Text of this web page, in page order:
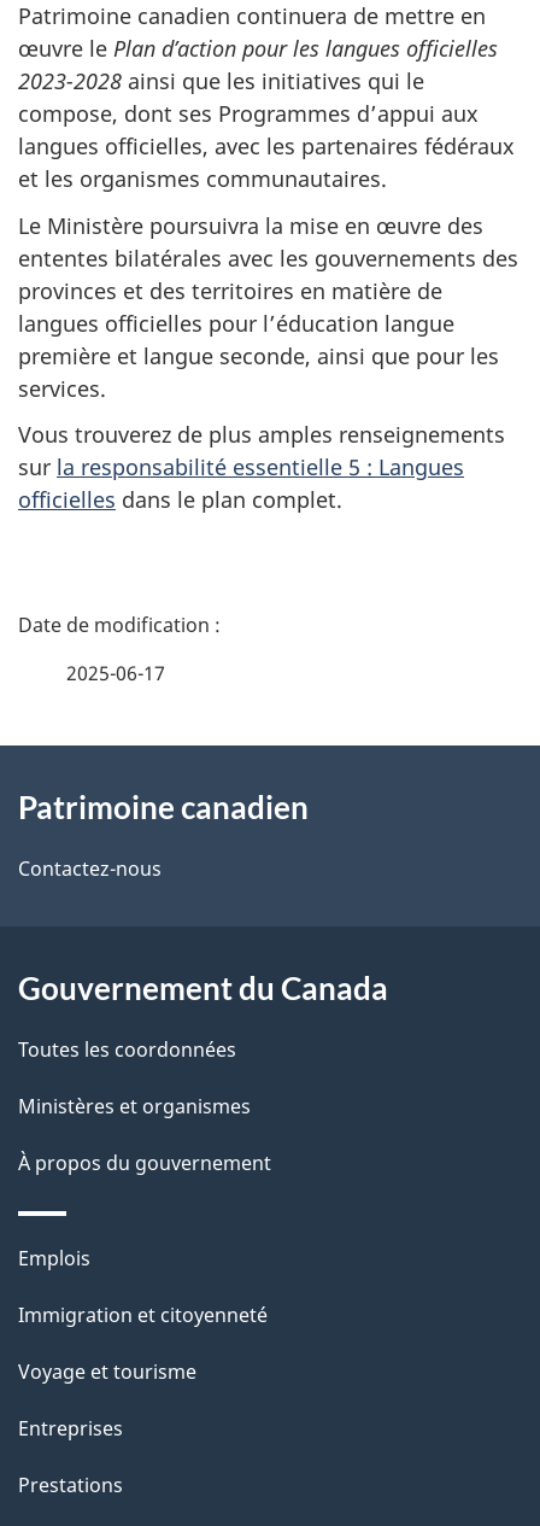
Patrimoine canadien continuera de mettre en
œuvre le Plan d’action pour les langues officielles
2023-2028 ainsi que les initiatives qui le
compose, dont ses Programmes d’appui aux
langues officielles, avec les partenaires fédéraux
et les organismes communautaires.
Le Ministère poursuivra la mise en œuvre des
ententes bilatérales avec les gouvernements des
provinces et des territoires en matière de
langues officielles pour l’éducation langue
première et langue seconde, ainsi que pour les
services.
Vous trouverez de plus amples renseignements
sur la responsabilité essentielle 5 : Langues
officielles dans le plan complet.
D
i
l
d
e
p
a
2025-06-17
propos
de
site
Patrimoine canadien
Contactez-nous
Gouvernement du Canada
Toutes les coordonnées
Ministères et organismes
À propos du gouvernement
Thèmes
sujets
Emplois
Immigration et citoyenneté
Voyage et tourisme
Entreprises
Prestations